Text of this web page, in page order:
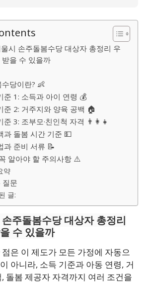
시 손주돌봄수당 대상자 총정리 우
받을 수 있을까
당이란? 👶
준 1: 소득과 아이 연령 💰
준 2: 거주지와 양육 공백 🏠
준 3: 조부모·친인척 자격 👨‍👩‍👧
과 돌봄 시간 기준 💵
과 준비 서류 📝
알아야 할 주의사항 ⚠️
약
질문
글:
주돌봄수당 대상자 총정리
수 있을까
은 이 제도가 모든 가정에 자동으
아니라, 소득 기준과 아동 연령, 거
돌봄 제공자 자격까지 여러 조건을